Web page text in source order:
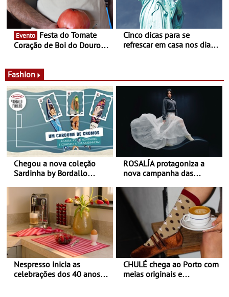
Evento
Coração de Boi do Douro -
Cinco dicas para se
refrescar em casa nos dias
Fashion
Chegou a nova coleção
Sardinha by Bordallo
ROSALÍA protagoniza a
nova campanha das
Balance
Nespresso inicia as
celebrações dos 40 anos
CHULÉ chega ao Porto com
meias originais e